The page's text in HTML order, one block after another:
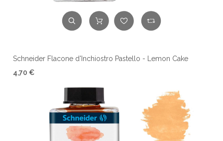
Schneider Flacone d'Inchiostro Pastello - Lemon Cake
4,70 €